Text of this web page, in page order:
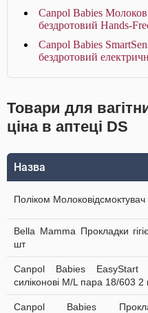
Canpol Babies
бездротовий Hands-
Canpol Babies
бездротовий
Товари для
ціна в аптеці DS
Назва
Поліком
Bella Мamma Прокладки
шт
Canpol Babies EasyStart
силіконові M/L пара 18/603 2
Canpol Babies